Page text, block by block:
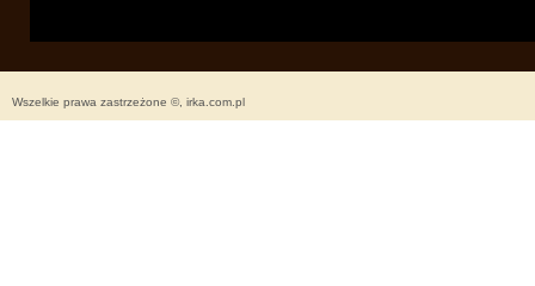
Wszelkie prawa zastrzeżone ©, irka.com.pl